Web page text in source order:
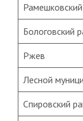
Бологовский
Ржев
Лесной
Спировский